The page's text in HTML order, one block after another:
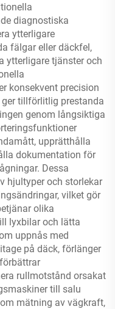
diagnostiska
ytterligare
fälgar eller däckfel,
ytterligare tjänster och
konsekvent precision
tillförlitlig prestanda
genom långsiktiga
upprätthålla
dokumentation för
Dessa
hjultyper och storlekar
vilket gör
olika
lyxbilar och lätta
uppnås med
på däck, förlänger
rullmotstånd orsakat
till salu
mätning av vägkraft,